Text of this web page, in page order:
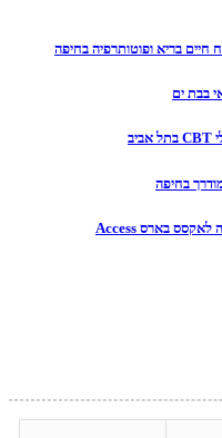
חיים בריא ופוטותרפיה בחיפה
בבת ים
מודרך בחיפה
שרונה סופר -מאמנת רוחנית, מטפלת ומורה לאקסס בארס Access